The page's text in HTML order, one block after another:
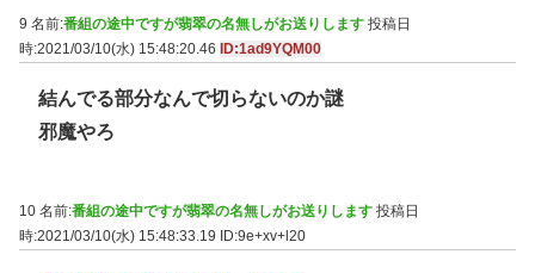
9 名前:番組の途中ですが翡翠の名無しがお送りします 投稿日
時:2021/03/10(水) 15:48:20.46
ID:1ad9YQM00
結んでる部分なんで切らないのか謎
邪魔やろ
10 名前:番組の途中ですが翡翠の名無しがお送りします 投稿日
時:2021/03/10(水) 15:48:33.19 ID:9e+xv+l20